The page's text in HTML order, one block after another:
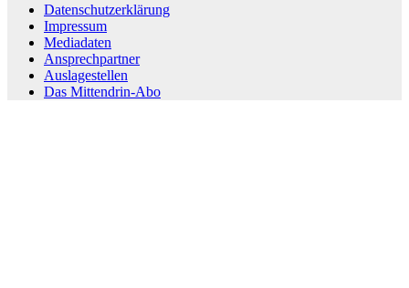
Datenschutzerklärung
Impressum
Mediadaten
Ansprechpartner
Auslagestellen
Das Mittendrin-Abo